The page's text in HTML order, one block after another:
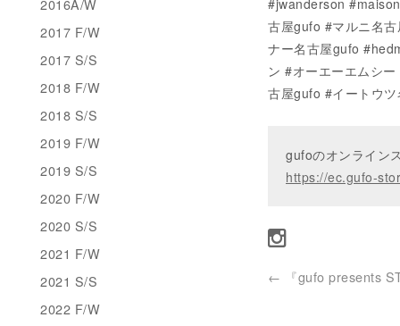
#jwanderson
古屋gufo #マルニ名
ナー名古屋gufo
ン #オーエーエムシ
古屋gufo #イートウ
gufoのオンライン
https://ec.gufo-
← 『gufo presents
2016A/W
2017 F/W
2017 S/S
2018 F/W
2018 S/S
2019 F/W
2019 S/S
2020 F/W
2020 S/S
2021 F/W
2021 S/S
2022 F/W